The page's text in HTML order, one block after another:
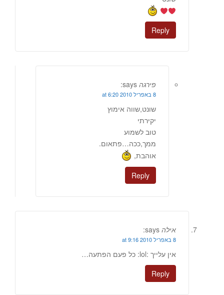
Reply
פירגה says:
8 באפריל 2010 at 6:20
שונט,שווה אימוץ
יקירתי
טוב לשמוע
ממך,ככה…פתאום.
אוהבת,
Reply
אילה says:
8 באפריל 2010 at 9:16
אין עלייך :lol: כל פעם הפתעה…
Reply